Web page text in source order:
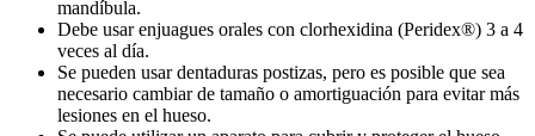
mandíbula.
Debe usar enjuagues orales con clorhexidina (Peridex®) 3 a 4
veces al día.
Se pueden usar dentaduras postizas, pero es posible que sea
necesario cambiar de tamaño o amortiguación para evitar más
lesiones en el hueso.